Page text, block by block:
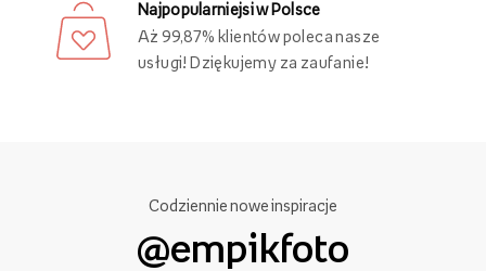
Najpopularniejsi w Polsce
Aż 99,87% klientów poleca nasze
usługi! Dziękujemy za zaufanie!
Codziennie nowe inspiracje
@empikfoto